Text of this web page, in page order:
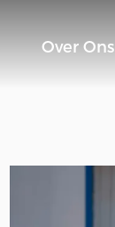
Over Ons